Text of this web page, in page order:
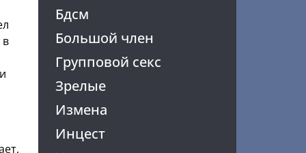
Бдсм
Большой член
Групповой секс
Зрелые
Измена
Инцест
в